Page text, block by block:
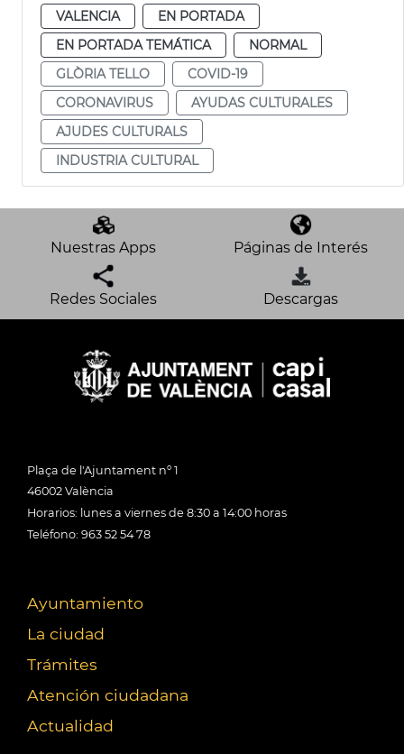
VALENCIA
EN PORTADA
EN PORTADA TEMÁTICA
NORMAL
GLÒRIA TELLO
COVID-19
CORONAVIRUS
AYUDAS CULTURALES
AJUDES CULTURALS
INDUSTRIA CULTURAL
Nuestras Apps Páginas de Interés
Redes Sociales Descargas
Plaça de l'Ajuntament nº 1
46002 València
Horarios: lunes a viernes de 8:30 a 14:00 horas
Teléfono: 963 52 54 78
Ayuntamiento
La ciudad
Trámites
Atención ciudadana
Actualidad